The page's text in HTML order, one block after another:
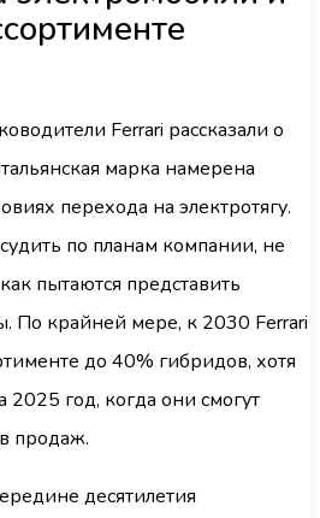
Ferrari рассказали о
марка намерена
перехода на электротягу.
по планам компании, не
пытаются представить
По крайней мере, к 2030 Ferrari
до 40% гибридов, хотя
2025 год, когда они смогут
продаж.
десятилетия